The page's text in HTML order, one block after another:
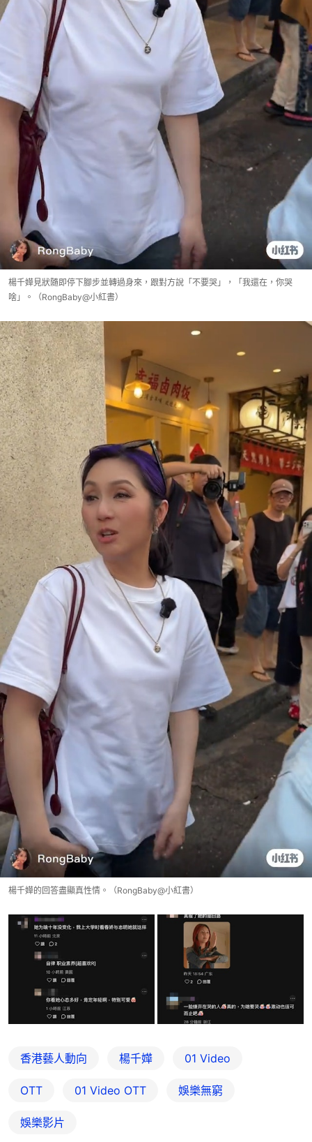
楊千嬅見狀隨即停下腳步並轉過身來，跟對方說「不要哭」，「我還在，你哭
啥」。（RongBaby@小紅書）
楊千嬅的回答盡顯真性情。（RongBaby@小紅書）
香港藝人動向 楊千嬅 01 Video
OTT 01‌ ‌Video‌ ‌OTT 娛樂無窮
娛樂影片